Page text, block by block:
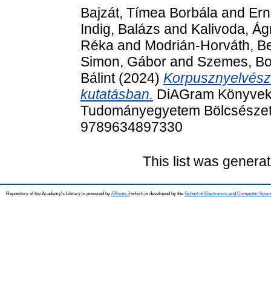
Bajzát, Tímea Borbála and
Indig, Balázs and Kalivoda,
Réka and Modrián-Horváth,
Simon, Gábor and Szemes,
Bálint(2024)
kutatásban. DiAGram
Tudományegyetem
9789634897330
This list was
Repository of the Academy's Library is powered by EPrints 3which is developed by the School of Electronics and Computer